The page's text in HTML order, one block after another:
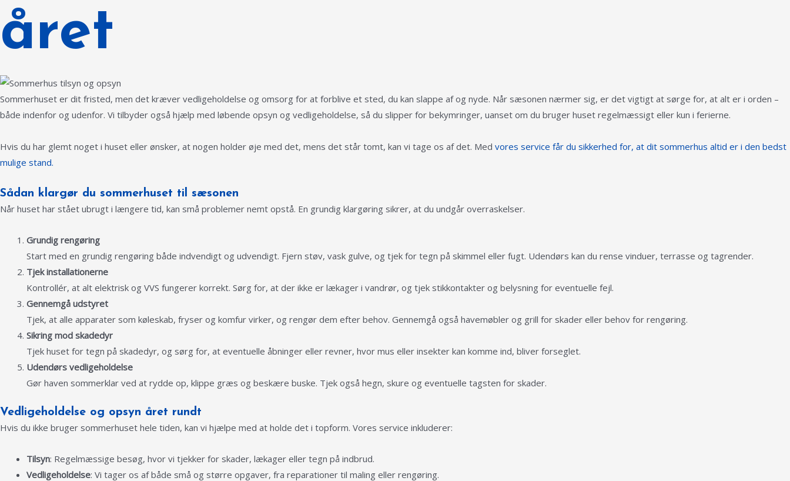
året
Sommerhuset er dit fristed, men det kræver vedligeholdelse og omsorg for at forblive et sted, du kan slappe af og nyde. Når sæsonen nærmer sig, er det vigtigt at sørge for, at alt er i orden –
både indenfor og udenfor. Vi tilbyder også hjælp med løbende opsyn og vedligeholdelse, så du slipper for bekymringer, uanset om du bruger huset regelmæssigt eller kun i ferierne.
Hvis du har glemt noget i huset eller ønsker, at nogen holder øje med det, mens det står tomt, kan vi tage os af det. Med vores service får du sikkerhed for, at dit sommerhus altid er i den bedst
mulige stand.
Sådan klargør du sommerhuset til sæsonen
Når huset har stået ubrugt i længere tid, kan små problemer nemt opstå. En grundig klargøring sikrer, at du undgår overraskelser.
Grundig rengøring
Start med en grundig rengøring både indvendigt og udvendigt. Fjern støv, vask gulve, og tjek for tegn på skimmel eller fugt. Udendørs kan du rense vinduer, terrasse og tagrender.
Tjek installationerne
Kontrollér, at alt elektrisk og VVS fungerer korrekt. Sørg for, at der ikke er lækager i vandrør, og tjek stikkontakter og belysning for eventuelle fejl.
Gennemgå udstyret
Tjek, at alle apparater som køleskab, fryser og komfur virker, og rengør dem efter behov. Gennemgå også havemøbler og grill for skader eller behov for rengøring.
Sikring mod skadedyr
Tjek huset for tegn på skadedyr, og sørg for, at eventuelle åbninger eller revner, hvor mus eller insekter kan komme ind, bliver forseglet.
Udendørs vedligeholdelse
Gør haven sommerklar ved at rydde op, klippe græs og beskære buske. Tjek også hegn, skure og eventuelle tagsten for skader.
Vedligeholdelse og opsyn året rundt
Hvis du ikke bruger sommerhuset hele tiden, kan vi hjælpe med at holde det i topform. Vores service inkluderer:
Tilsyn: Regelmæssige besøg, hvor vi tjekker for skader, lækager eller tegn på indbrud.
Vedligeholdelse: Vi tager os af både små og større opgaver, fra reparationer til maling eller rengøring.